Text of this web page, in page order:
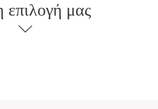
επιλογή μας